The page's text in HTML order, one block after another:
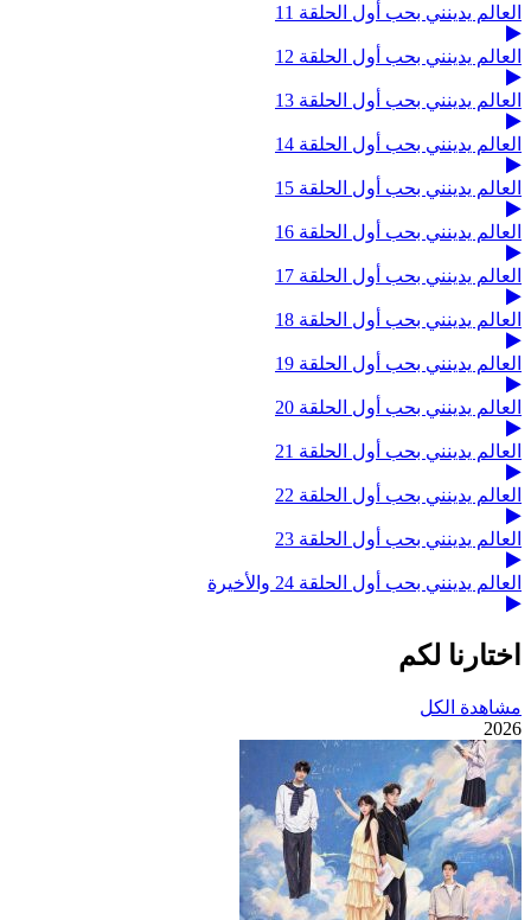
العالم يدينني بحب أول الحلقة 11
العالم يدينني بحب أول الحلقة 12
العالم يدينني بحب أول الحلقة 13
العالم يدينني بحب أول الحلقة 14
العالم يدينني بحب أول الحلقة 15
العالم يدينني بحب أول الحلقة 16
العالم يدينني بحب أول الحلقة 17
العالم يدينني بحب أول الحلقة 18
العالم يدينني بحب أول الحلقة 19
العالم يدينني بحب أول الحلقة 20
العالم يدينني بحب أول الحلقة 21
العالم يدينني بحب أول الحلقة 22
العالم يدينني بحب أول الحلقة 23
العالم يدينني بحب أول الحلقة 24 والأخيرة
اختارنا لكم
مشاهدة الكل
2026